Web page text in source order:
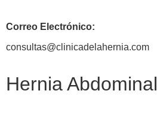
Correo Electrónico:
consultas@clinicadelahernia.com
Hernia Abdominal